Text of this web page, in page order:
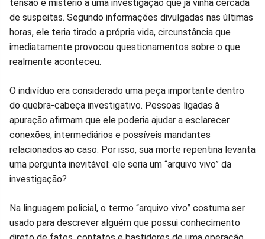
FacebookWhatsappTwitterMessengerTelegramGettr
tensão e mistério a uma investigação que já vinha cercada
de suspeitas. Segundo informações divulgadas nas últimas
horas, ele teria tirado a própria vida, circunstância que
imediatamente provocou questionamentos sobre o que
realmente aconteceu.
O indivíduo era considerado uma peça importante dentro
do quebra-cabeça investigativo. Pessoas ligadas à
apuração afirmam que ele poderia ajudar a esclarecer
conexões, intermediários e possíveis mandantes
relacionados ao caso. Por isso, sua morte repentina levanta
uma pergunta inevitável: ele seria um “arquivo vivo” da
investigação?
Na linguagem policial, o termo “arquivo vivo” costuma ser
usado para descrever alguém que possui conhecimento